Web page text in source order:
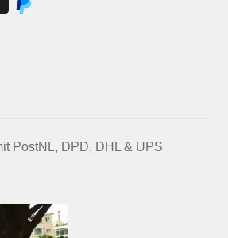
PostNL, DPD, DHL & UPS